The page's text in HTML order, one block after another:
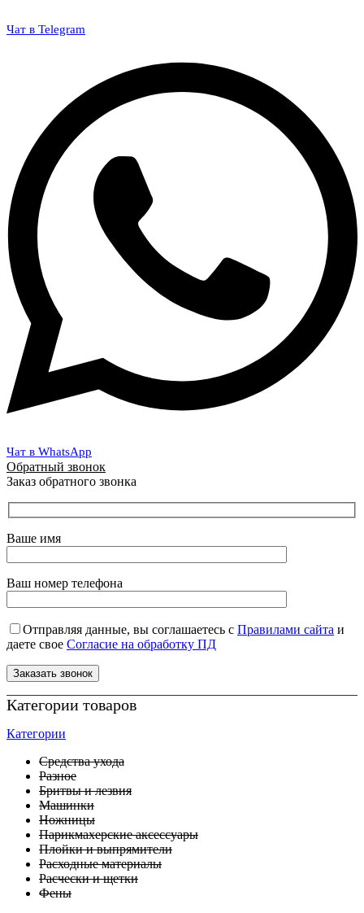
Чат в Telegram
Чат в WhatsApp
Обратный звонок
Заказ обратного звонка
Ваше имя
Ваш номер телефона
Отправляя данные, вы соглашаетесь с Правилами сайта и
даете свое Согласие на обработку ПД
Категории товаров
Категории
Средства ухода
Разное
Бритвы и лезвия
Машинки
Ножницы
Парикмахерские аксессуары
Плойки и выпрямители
Расходные материалы
Расчески и щетки
Фены